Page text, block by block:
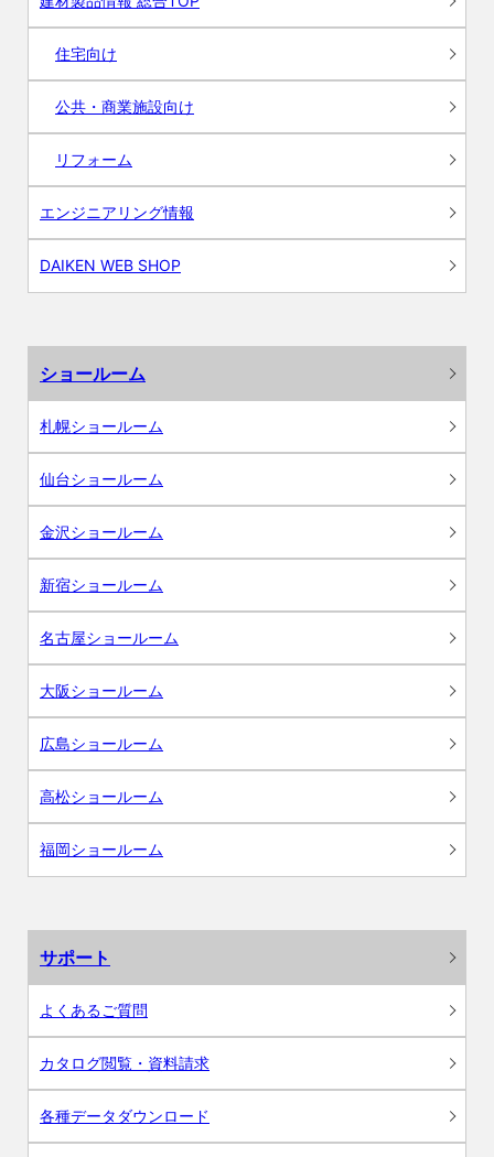
住宅向け
公共・商業施設向け
リフォーム
エンジニアリング情報
DAIKEN WEB SHOP
ショールーム
札幌ショールーム
仙台ショールーム
金沢ショールーム
新宿ショールーム
名古屋ショールーム
大阪ショールーム
広島ショールーム
高松ショールーム
福岡ショールーム
サポート
よくあるご質問
カタログ閲覧・資料請求
各種データダウンロード